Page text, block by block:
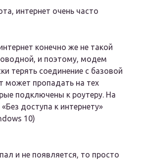
интернет очень часто
конечно же не такой
и поэтому, модем
терять соединение с базовой
может пропадать на тех
подключены к роутеру. На
доступа к интернету»
10)
и не появляется, то просто